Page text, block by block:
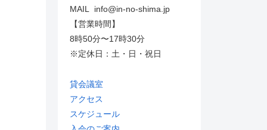
MAIL info@in-no-shima.jp
【営業時間】
8時50分〜17時30分
※定休日：土・日・祝日
貸会議室
アクセス
スケジュール